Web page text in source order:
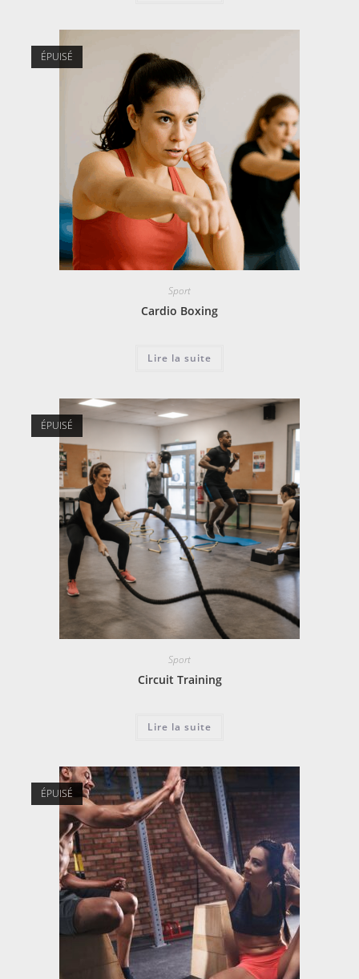
ÉPUISÉ
Sport
Cardio Boxing
Lire la suite
ÉPUISÉ
Sport
Circuit Training
Lire la suite
ÉPUISÉ